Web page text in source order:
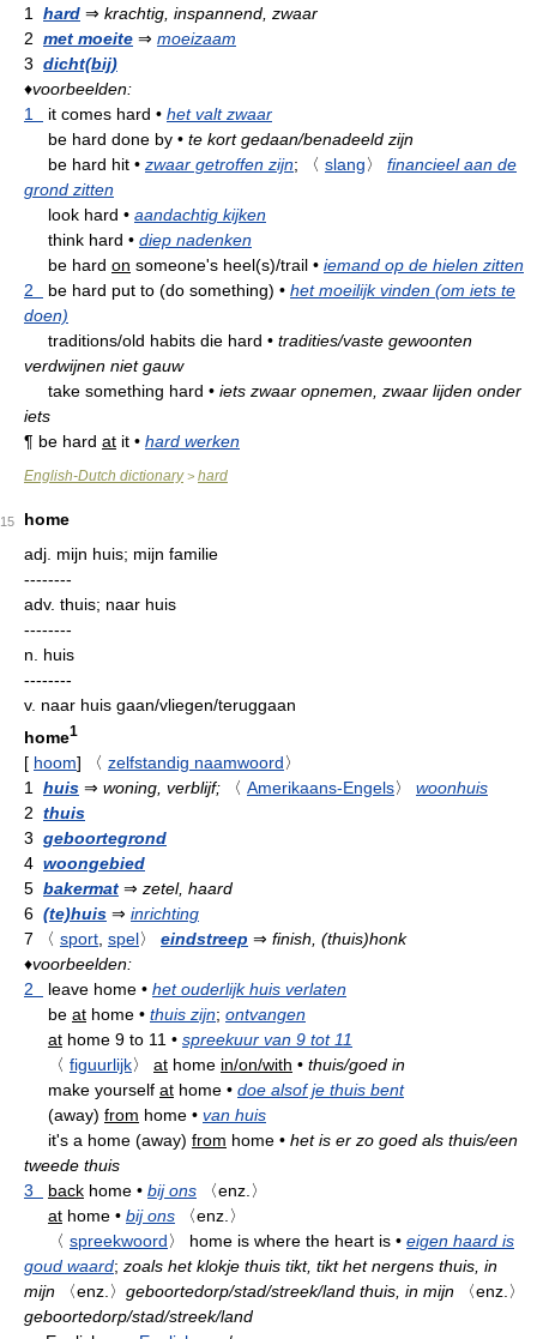
1
hard ⇒ krachtig, inspannend, zwaar
2 met moeite ⇒ moeizaam
3 dicht(bij)
♦voorbeelden:
1
it comes hard • het valt zwaar
be hard done by • te kort gedaan/benadeeld zijn
be hard hit • zwaar getroffen zijn; 〈 slang〉
financieel aan de
grond zitten
look hard • aandachtig kijken
think hard • diep nadenken
be hard on someone's heel(s)/trail • iemand op de hielen zitten
2
be hard put to (do something) • het moeilijk vinden (om iets te
doen)
traditions/old habits die hard • tradities/vaste gewoonten
verdwijnen niet gauw
take something hard • iets zwaar opnemen, zwaar lijden onder
iets
¶ be hard at it • hard werken
English-Dutch dictionary> hard
15
home
adj. mijn huis; mijn familie
--------
adv. thuis; naar huis
--------
n.
huis
--------
v. naar huis gaan/vliegen/teruggaan
home1
[ hoom] 〈 zelfstandig naamwoord〉
1
huis ⇒ woning, verblijf; 〈 Amerikaans-Engels〉
woonhuis
2 thuis
3 geboortegrond
4 woongebied
5 bakermat ⇒ zetel, haard
6 (te)huis ⇒ inrichting
7
〈 sport spel〉 eindstreep ⇒ finish, (thuis)honk
♦voorbeelden:
2
leave home • het ouderlijk huis verlaten
be at home • thuis zijn; ontvangen
at home 9 to 11 • spreekuur van 9 tot 11
〈 figuurlijk〉 at home in/on/with • thuis/goed in
make yourself at home • doe alsof je thuis bent
(away) from home • van huis
it's a home (away) from home • het is er zo goed als thuis/een
tweede thuis
3
back home • bij ons
〈enz.〉
at home • bij ons
〈enz.〉
〈 spreekwoord〉 home is where the heart is • eigen haard is
goud waard; zoals het klokje thuis tikt, tikt het nergens thuis, in
mijn
〈enz.〉 geboortedorp/stad/streek/land thuis, in mijn
〈enz.〉
geboortedorp/stad/streek/land